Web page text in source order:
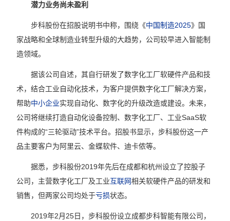
潜力业务尚未盈利
步科股份在招股说明书中称，围绕《中国制造2025》国
家战略和全球制造业转型升级的大趋势，公司较早进入智能制
造领域。
据该公司自述，其自行研发了数字化工厂软硬件产品和技
术，结合工业自动化技术，为客户提供数字化工厂解决方案，
帮助中小企业实现自动化、数字化的升级改造或建设。未来，
公司将继续打造自动化设备控制、数字化工厂、工业SaaS软
件构成的“三轮驱动”技术平台。招股书显示，步科股份这一产
品主要客户为阿里云、金蝶软件、迪卡侬等。
据悉，步科股份2019年先后在成都和杭州设立了控股子
公司，主营数字化工厂及工业互联网相关软硬件产品的研发和
销售，但两家公司均处于亏损状态。
2019年2月25日，步科股份设立成都步科智能有限公司，